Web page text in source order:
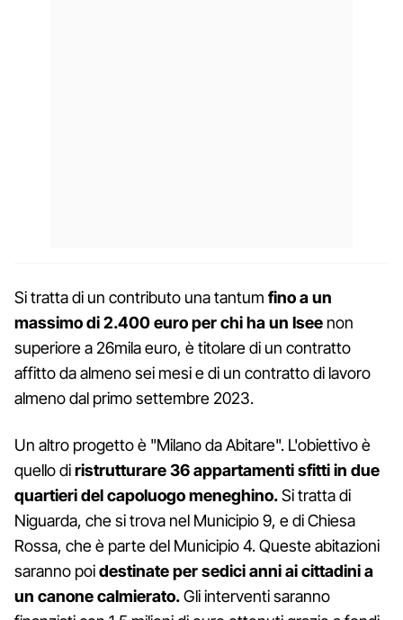
Si tratta di un contributo una tantum fino a un
massimo di 2.400 euro per chi ha un Isee non
superiore a 26mila euro, è titolare di un contratto
affitto da almeno sei mesi e di un contratto di lavoro
almeno dal primo settembre 2023.
Un altro progetto è "Milano da Abitare". L'obiettivo è
quello diristrutturare 36 appartamenti sfitti in due
quartieri del capoluogo meneghino.Si tratta di
Niguarda, che si trova nel Municipio 9, e di Chiesa
Rossa, che è parte del Municipio 4. Queste abitazioni
saranno poidestinate per sedici anni ai cittadini a
un canone calmierato.Gli interventi saranno